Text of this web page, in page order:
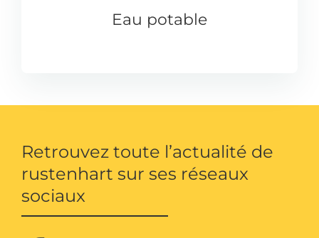
Eau potable
Retrouvez toute l’actualité de
rustenhart sur ses réseaux
sociaux